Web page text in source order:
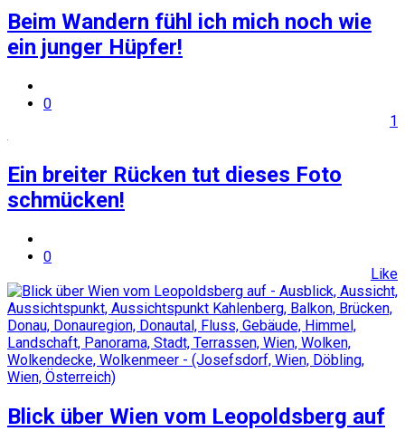
Beim Wandern fühl ich mich noch wie
ein junger Hüpfer!
0
1
Ein breiter Rücken tut dieses Foto
schmücken!
0
Like
Blick über Wien vom Leopoldsberg auf